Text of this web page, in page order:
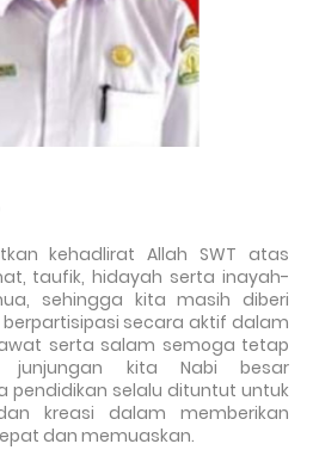
kehadlirat Allah SWT atas
taufik, hidayah serta inayah-
sehingga kita masih diberi
secara aktif dalam
serta salam semoga tetap
junjungan kita Nabi besar
pendidikan selalu dituntut untuk
kreasi dalam memberikan
dan memuaskan.